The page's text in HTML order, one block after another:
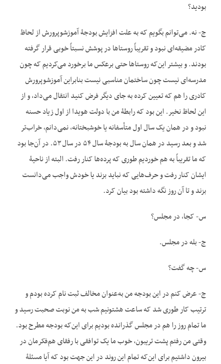
بودید؟
ج- نه. می‌توانم بگویم که به علت افزایش بودجۀ آموزش‎وپرورش از لحاظ
کادر مضیقه‌ای نبود و تقریباً روستاها در پوشش نسبتاً خوبی قرار گرفته
بودند. و بیشتر این‌که روستاها حتی برعکس ما برخورد می‌کردیم که چون
مدرسه‌ای نیست چون ساختمان مناسبی نیست بنابراین آموزش‎وپرورش
کادری را هم که تعیین کرده به جای دیگر فرض کنید انتقال می‌داد، و از
این لحاظ نخیر. این بود که رابطۀ من با دولت هویدا از اول زیاد حسنه
نبود و در همان یک سال اول متأسفانه یا خوشبختانه، نمی‌دانم، خراب‌تر
شد و بعد رسید در همان سال به بودجۀ سال ۵۴ در سال ۵۳. در آن‌جا بود
که ما تقریباً به هم خوردیم طوری که پرده‌ها کنار رفت. البته از ناحیۀ
ایشان کنار رفت و حرف‌هایی که نباید بزند یا خودش واجب می‌دانست
بزند و تا آن روز نگه داشته بود بیان کرد.
س- کجا، در مجلس؟
ج- بله در مجلس.
س- چه گفت؟
ج- عرض کنم در این بودجه من به‌عنوان مخالف ثبت نام کرده بودم و
ترتیب کار طوری شد که ساعت هشت‎ونیم شب به من نوبت صحبت رسید و
ما تمام روز را هم در مجلس گذرانده بودیم برای این‌که بودجه مطرح بود.
وقتی من رفتم پشت تریبون، خوب ما یک توافقی با رفقای هم‌فکرمان در
بیرون داشتیم برای این‌که تمام این روند در این جهت بود که آیا مسئلۀ